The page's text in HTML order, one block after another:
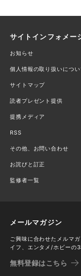
サイトインフォメー
お知らせ
個人情報の取り扱いについ
サイトマップ
読者プレゼント提供
提携メディア
RSS
その他、お問い合わせ
お詫びと訂正
監修者一覧
メールマガジン
ご興味に合わせたメルマ
イフ、エンタメ/ホビーの3
無料登録はこちら